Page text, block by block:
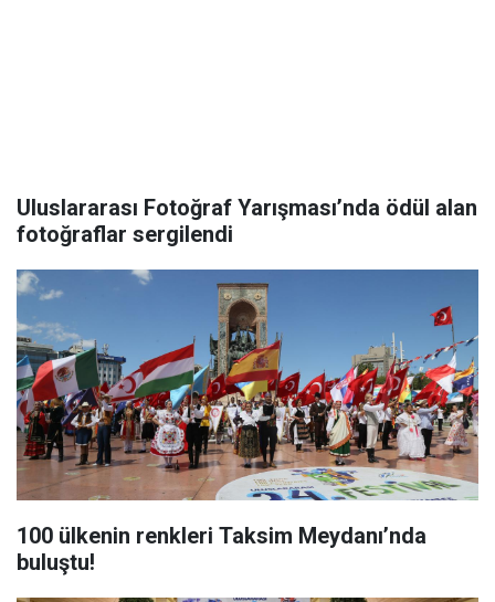
Uluslararası Fotoğraf Yarışması’nda ödül alan
fotoğraflar sergilendi
100 ülkenin renkleri Taksim Meydanı’nda
buluştu!